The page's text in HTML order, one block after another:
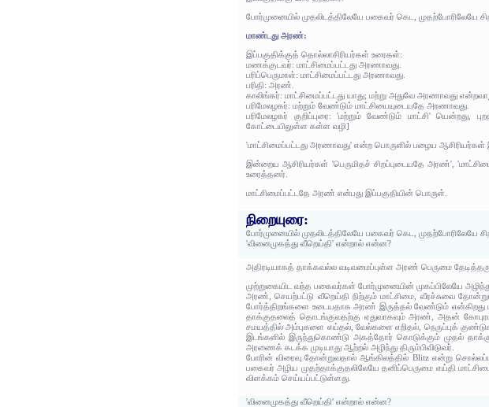
போர்முனையில் முதலிடத்திலேயே பகைவர் கெட, முதற்போரிலேயே
மாண்டது அரண்:
இப்பகுதிக்குத் தொல்லாசிரியர்கள் உரைகள்:
மணக்குடவர்: மாட்சிமைப்பட்டது அரணாவது.
பரிப்பெருமாள்: மாட்சிமைப்பட்டது அரணாவது.
பரிதி: அரண்.
காலிங்கர்: மாட்சிமைப்பட்டது யாது; மற்று அதுவே அரணாவது
பரிமேலழகர்: மற்றும் வேண்டும் மாட்சியையுடையதே அரணாவது.
பரிமேலழகர் குறிப்புரை: 'மற்றும் வேண்டும் மாட்சி'
கோட்டையிலுள்ள கள்ள வழி]
'மாட்சிமைப்பட்டது அரணாவது' என்ற பொருளில் பழைய ஆசிரியர்கள்
இன்றைய ஆசிரியர்கள் 'பெருமிதச் சிறப்புடையதே அரண்',
உரைத்தனர்.
மாட்சிமைப்பட்டதே அரண் என்பது இப்பகுதியின் பொருள்.
நிறையுரை:
போர்முனையில் முதலிடத்திலேயே பகைவர் கெட, முதற்போரிலேயே
'வினைமுகத்து வீறெய்தி' என்றால் என்ன?
அதிரடியாகத் தாக்கவல்ல வடிவமைப்புள்ள அரண் பெருமை
முற்றுகையிட வந்த பகைவர்கள் போர்முனையின் முகப்பிலேயே
அரண், செயற்பட்டு வீறெய்தி நிற்கும் மாட்சிமை, வீரச்சுவை
போர்த்திறங்களை உடையதாக அரண் இருத்தல் வேண்டும்
தாக்குதலைத் தொடங்குவதற்கு ஏதுவாகவும் அரண், அதன்
சமயத்தில் அம்புகளை எய்தல், வேல்களை எறிதல், நெருப்புக்
இடங்களில் இருந்துகொண்டு அகத்தோர் கொடுக்கும் முதல்
அரணைக் கடக்க முடியாது ஆற்றல் அழிந்து திரும்பிவிடுவர்.
போரின் விரைவு தோன்றுவதால் ஆங்கிலத்தில் Blitz என்று
பகைவர் அழிய முதற்தாக்குதலிலேயே தனிப்பெருமை எய்தி
விளக்கம் செய்யப்பட்டுள்ளது.
'வினைமுகத்து வீறெய்தி' என்றால் என்ன?